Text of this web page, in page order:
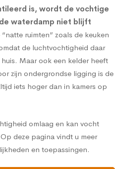
is, wordt de vochtige
waterdamp niet blijft
ruimten” zoals de keuken
de luchtvochtigheid daar
Maar ook een kelder heeft
zijn ondergrondse ligging is de
iets hoger dan in kamers op
omlaag en kan vocht
Op deze pagina vindt u meer
en toepassingen.